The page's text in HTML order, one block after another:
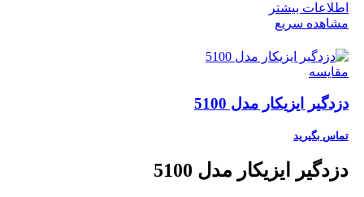
اطلاعات بیشتر
مشاهده سریع
مقایسه
دزدگیر ایزیکار مدل 5100
تماس بگیرید
دزدگیر ایزیکار مدل 5100